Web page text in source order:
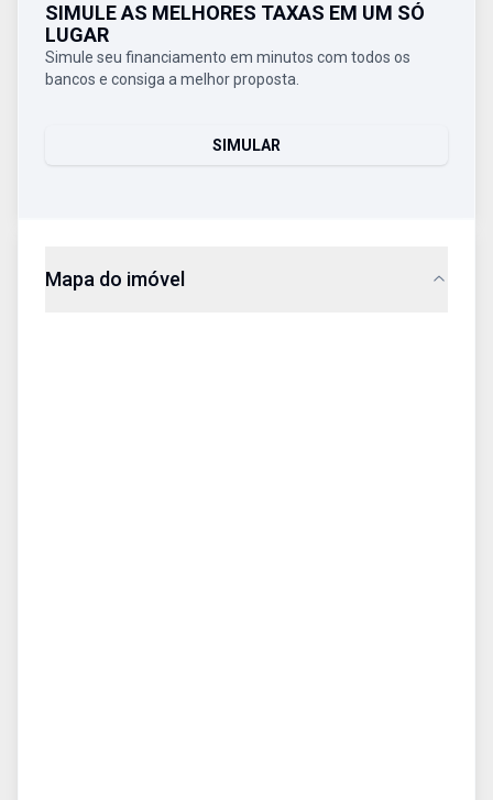
SIMULE AS MELHORES TAXAS EM UM SÓ
LUGAR
Simule seu financiamento em minutos com todos os
bancos e consiga a melhor proposta.
SIMULAR
Mapa do imóvel